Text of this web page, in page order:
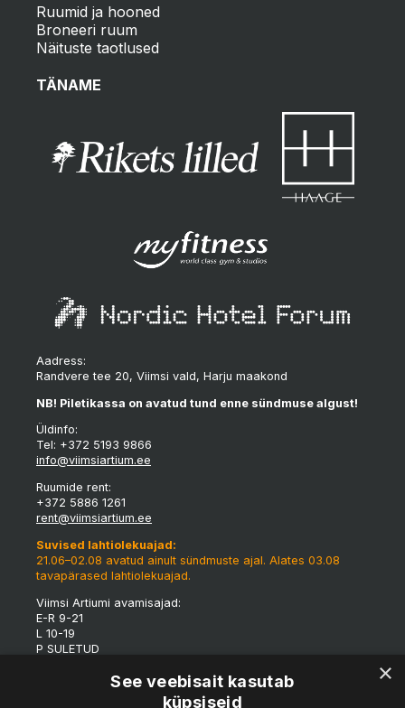
Ruumid ja hooned
Broneeri ruum
Näituste taotlused
TÄNAME
Aadress:
Randvere tee 20, Viimsi vald, Harju maakond
NB! Piletikassa on avatud tund enne sündmuse algust!
Üldinfo:
Tel: +372 5193 9866
info@viimsiartium.ee
Ruumide rent:
+372 5886 1261
rent@viimsiartium.ee
Suvised lahtiolekuajad:
21.06–02.08 avatud ainult sündmuste ajal. Alates 03.08
tavapärased lahtiolekuajad.
Viimsi Artiumi avamisajad:
E-R 9-21
L 10-19
P SULETUD
*Tulenevalt eriüritustest võivad maja lahtioleku ajad
jooksvalt muutuda.
×
See veebisait kasutab
küpsiseid